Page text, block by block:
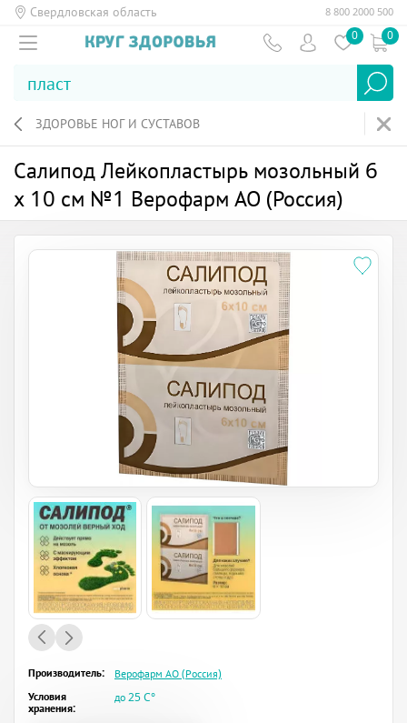
Свердловская область 8 800 2000 500
0 0
ЗДОРОВЬЕ НОГ И СУСТАВОВ
Салипод Лейкопластырь мозольный 6
х 10 см №1 Верофарм АО (Россия)
Производитель:
Верофарм АО (Россия)
Условия
хранения:
до 25 C°